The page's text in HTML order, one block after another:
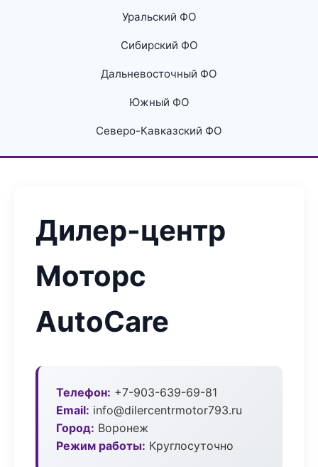
Уральский ФО
Сибирский ФО
Дальневосточный ФО
Южный ФО
Северо-Кавказский ФО
Дилер-центр
Моторс
AutoCare
Телефон: +7-903-639-69-81
Email: info@dilercentrmotor793.ru
Город: Воронеж
Режим работы: Круглосуточно